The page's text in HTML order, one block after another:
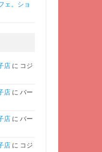
ェ。ショ
店に コジ
店に バー
店に バー
店に コジ